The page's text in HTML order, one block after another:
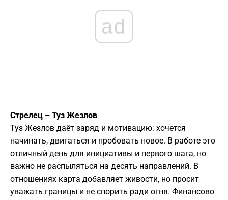
ad
Стрелец – Туз Жезлов
Туз Жезлов даёт заряд и мотивацию: хочется
начинать, двигаться и пробовать новое. В работе это
отличный день для инициативы и первого шага, но
важно не распыляться на десять направлений. В
отношениях карта добавляет живости, но просит
уважать границы и не спорить ради огня. Финансово